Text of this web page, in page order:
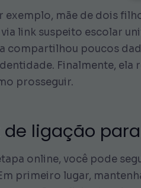
exemplo, mãe de dois
link suspeito escolar
compartilhou poucos
Finalmente,
prosseguir.
de ligação
online, você pode
primeiro lugar,